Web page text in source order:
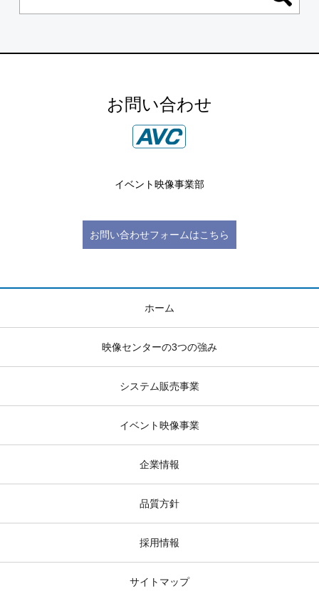
お問い合わせ
イベント映像事業部
お問い合わせフォームはこちら
ホーム
映像センターの3つの強み
システム販売事業
イベント映像事業
企業情報
品質方針
採用情報
サイトマップ